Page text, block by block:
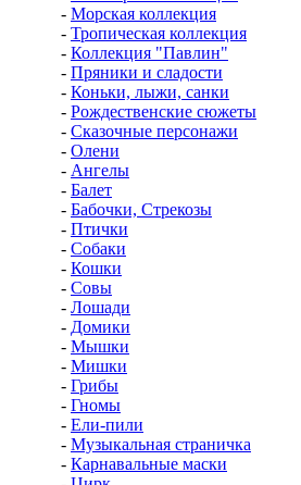
- Морская коллекция
- Тропическая коллекция
- Коллекция "Павлин"
- Пряники и сладости
- Коньки, лыжи, санки
- Рождественские сюжеты
- Сказочные персонажи
- Олени
- Ангелы
- Балет
- Бабочки, Стрекозы
- Птички
- Собаки
- Кошки
- Совы
- Лошади
- Домики
- Мышки
- Мишки
- Грибы
- Гномы
- Ели-пили
- Музыкальная страничка
- Карнавальные маски